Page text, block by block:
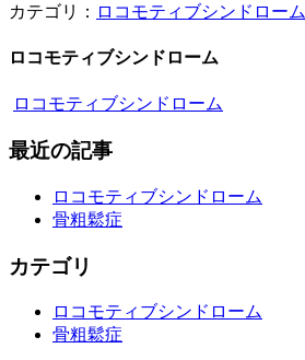
カテゴリ： ロコモティブシンドローム
ロコモティブシンドローム
ロコモティブシンドローム
最近の記事
ロコモティブシンドローム
骨粗鬆症
カテゴリ
ロコモティブシンドローム
骨粗鬆症